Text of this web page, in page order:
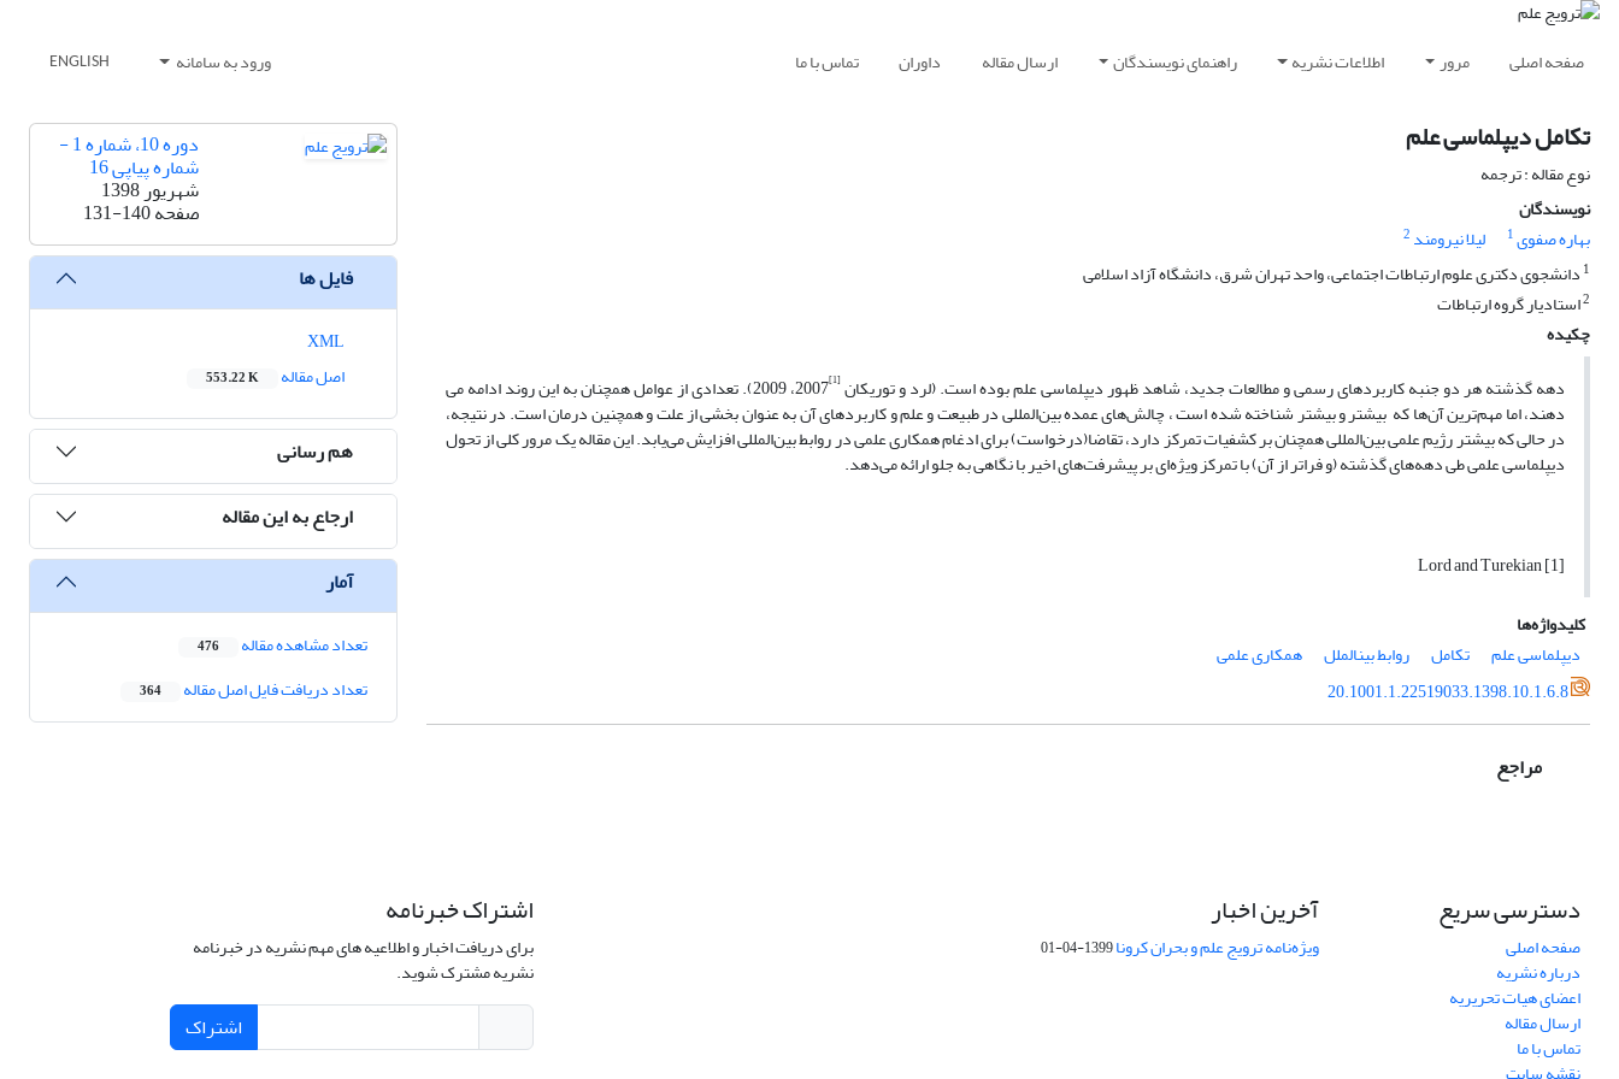
صفحه اصلی مرور اطلاعات نشریه راهنمای نویسندگان ارسال مقاله داوران تماس با ما ورود به سامانه ENGLISH
تکامل دیپلماسی علم
نوع مقاله : ترجمه
نویسندگان
بهاره صفوی1 لیلا نیرومند 2
1 دانشجوی دکتری علوم ارتباطات اجتماعی، واحد تهران شرق، دانشگاه آزاد اسلامی
2استادیار گروه ارتباطات
چکیده
دهه گذشته هر دو جنبه کاربردهای رسمی و مطالعات جدید، شاهد ظهور دیپلماسی علم بوده است. (لرد و توریکان [1] 2007، 2009). تعدادی از عوامل همچنان به این روند ادامه می
دهند، اما مهم‌ترین آن‌ها که بیشتر و بیشتر شناخته شده است ، چالش‌های عمده بین‌المللی در طبیعت و علم و کاربردهای آن به عنوان بخشی از علت و همچنین درمان است. در نتیجه،
در حالی که بیشتر رژیم علمی بین‌المللی همچنان بر کشفیات تمرکز دارد، تقاضا(درخواست) برای ادغام همکاری علمی در روابط بین‌المللی افزایش می‌یابد. این مقاله یک مرور کلی از تحول
دیپلماسی علمی طی دهه‌های گذشته (و فراتر از آن) با تمرکز ویژه‌ای بر پیشرفت‌های اخیر با نگاهی به جلو ارائه می‌دهد.
[1] Lord and Turekian
کلیدواژه‌ها
دیپلماسی علم
تکامل روابط بینالملل
همکاری علمی
20.1001.1.22519033.1398.10.1.6.8
مراجع
دوره 10، شماره 1 -
شماره پیاپی 16
شهریور 1398
صفحه131-140
فایل ها
اصل مقاله
553.22 K
هم رسانی
ارجاع به این مقاله
آمار
تعداد مشاهده مقاله 476
تعداد دریافت فایل اصل مقاله 364
دسترسی سریع
صفحه اصلی
درباره نشریه
اعضای هیات تحریریه
ارسال مقاله
تماس با ما
آخرین اخبار
ویژه‌نامه ترویج علم و بحران کرونا1399-04-01
اشتراک خبرنامه
برای دریافت اخبار و اطلاعیه های مهم نشریه در خبرنامه
نشریه مشترک شوید.
اشتراک